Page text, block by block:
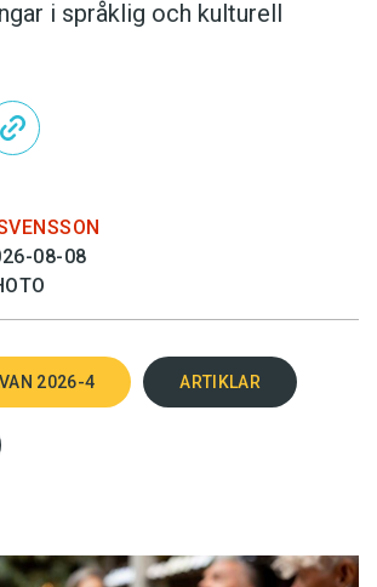
i språklig och kulturell
08-08
2026-4 ARTIKLAR